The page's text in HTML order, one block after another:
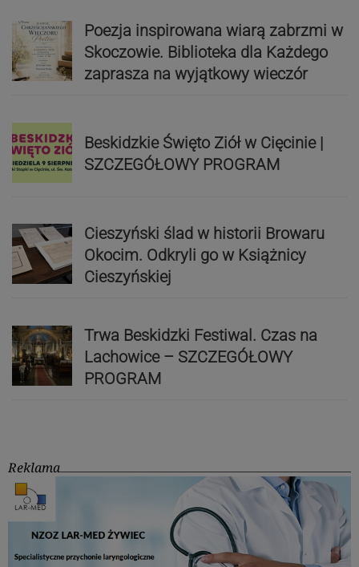
Poezja inspirowana wiarą zabrzmi w
Skoczowie. Biblioteka dla Każdego
zaprasza na wyjątkowy wieczór
Beskidzkie Święto Ziół w Cięcinie |
SZCZEGÓŁOWY PROGRAM
Cieszyński ślad w historii Browaru
Okocim. Odkryli go w Książnicy
Cieszyńskiej
Trwa Beskidzki Festiwal. Czas na
Lachowice – SZCZEGÓŁOWY
PROGRAM
Reklama